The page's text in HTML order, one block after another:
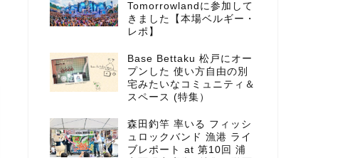
Tomorrowlandに参加して
きました【本場ベルギー・
レポ】
Base Bettaku 松戸にオー
プンした 使い方自由の別
宅みたいなコミュニティ＆
スペース (特集）
森田釣竿 率いる フィッシ
ュロックバンド 漁港 ライ
ブレポート at 第10回 浦